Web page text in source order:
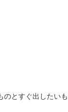
のとすぐ出したいも